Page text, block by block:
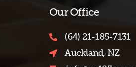
Our Office
(64) 21-185-7131
Auckland, NZ